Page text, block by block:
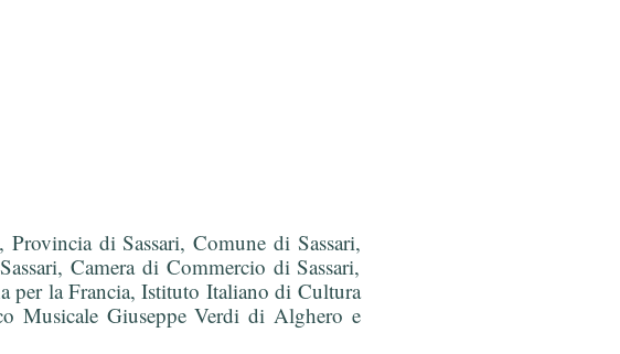
di Sassari, Comune di Sassari,
Camera di Commercio di Sassari,
per la Francia, Istituto Italiano di Cultura
Musicale Giuseppe Verdi di Alghero e